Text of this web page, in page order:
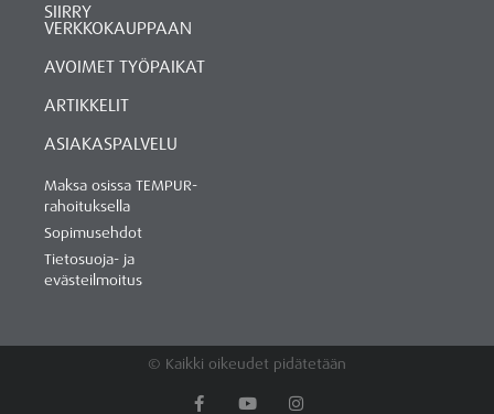
SIIRRY
VERKKOKAUPPAAN
AVOIMET TYÖPAIKAT
ARTIKKELIT
ASIAKASPALVELU
Maksa osissa TEMPUR-
rahoituksella
Sopimusehdot
Tietosuoja- ja
evästeilmoitus
© Kaikki oikeudet pidätetään